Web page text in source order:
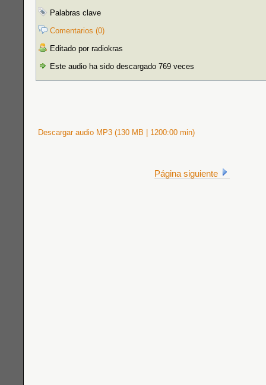
Palabras clave
Comentarios (0)
Editado por radiokras
Este audio ha sido descargado 769 veces
Descargar audio MP3 (130 MB | 1200:00 min)
Página siguiente